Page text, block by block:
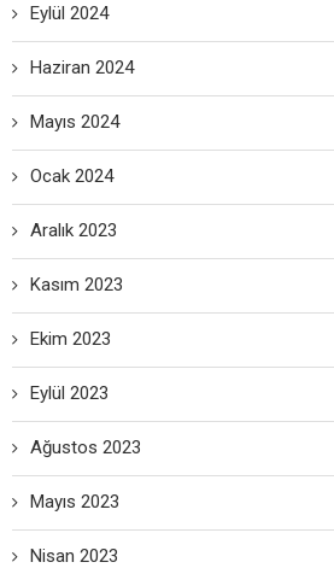
Eylül 2024
Haziran 2024
Mayıs 2024
Ocak 2024
Aralık 2023
Kasım 2023
Ekim 2023
Eylül 2023
Ağustos 2023
Mayıs 2023
Nisan 2023